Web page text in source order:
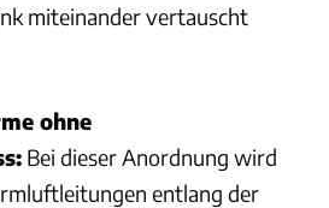
miteinander vertauscht
ohne
Bei dieser Anordnung wird
entlang der